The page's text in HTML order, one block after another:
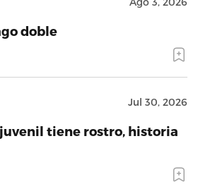
doble
Jul 30, 2026
tiene rostro, historia